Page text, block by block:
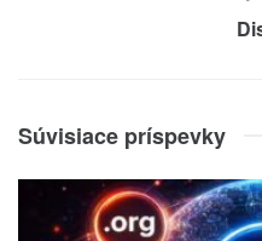
Súvisiace príspevky